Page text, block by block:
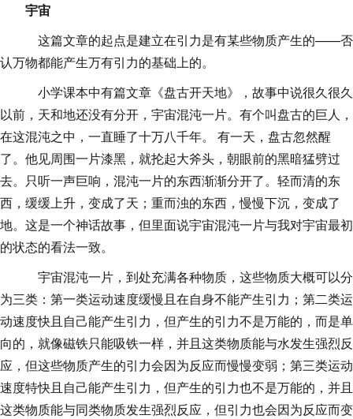
宇宙
这篇文章的起点是建立在引力是有某些物质产生的——否
认万物都能产生万有引力的基础上的。
小学课本中有篇文章《盘古开天地》，故事中说很久很久
以前，天和地还没有分开，宇宙混沌一片。有个叫盘古的巨人，
在这混沌之中，一直睡了十万八千年。 有一天，盘古忽然醒
了。他见周围一片漆黑，就抡起大斧头，朝眼前的黑暗猛劈过
去。只听一声巨响，混沌一片的东西渐渐分开了。轻而清的东
西，缓缓上升，变成了天；重而浊的东西，慢慢下沉，变成了
地。这是一个神话故事，但里面说宇宙混沌一片与我对宇宙最初
的状态的看法一致。
宇宙混沌一片，到处充满各种物质，这些物质大概可以分
为三类：第一类运动速度缓慢且在自身不能产生引力；第二类运
动速度快且自己能产生引力，但产生的引力不是万能的，而是单
向的，就像磁铁只能吸铁一样，并且这类物质能与水发生强烈反
应，但这些物质产生的引力会因为反应而慢慢变弱；第三类运动
速度特快且自己能产生引力，但产生的引力也不是万能的，并且
这类物质能与同类物质发生强烈反应，但引力也会因为反应而变